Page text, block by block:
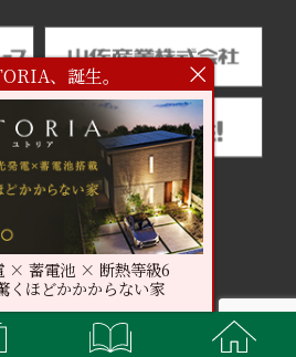
、誕生。
× 蓄電池 × 断熱等級6
くほどかかからない家